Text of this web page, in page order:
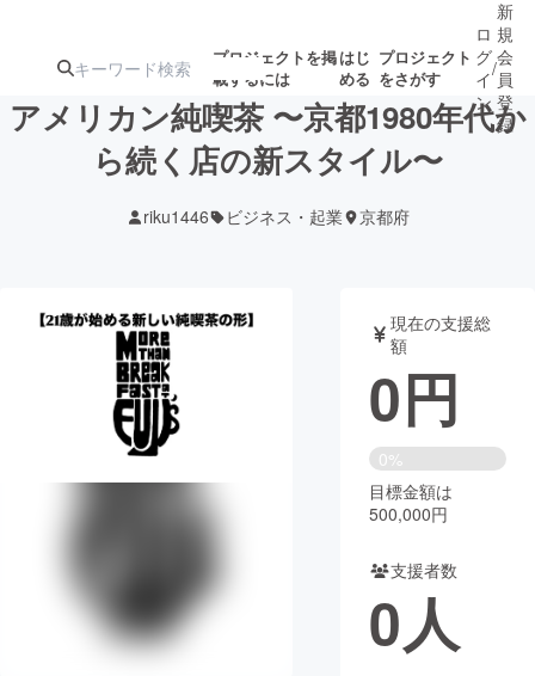
プロジェクトを掲
載するには
はじ
める
プロジェクト
をさがす
ターン
ジェクト
募集終了が近いプ
ロジェクト
アート・写真 音楽
テクノロジー・ガジェット ゲーム・サ
映像・映画 書籍・雑誌
ビジネス・起業 チャレンジ
CAMPFIRE for Social Good
CAMPFIRE Creation
ロ
グ
イ
ン
/
新
規
会
員
登
録
アメリカン純喫茶 〜京都1980年代か
ら続く店の新スタイル〜
riku1446 ビジネス・起業 京都府
現在の支援総
額
0円
0%
目標金額は
500,000円
支援者数
0人